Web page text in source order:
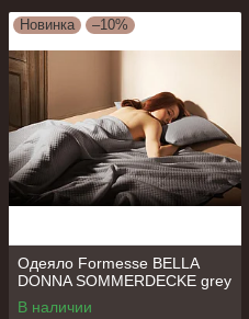
Новинка –10%
Одеяло Formesse BELLA
DONNA SOMMERDECKE grey
В наличии